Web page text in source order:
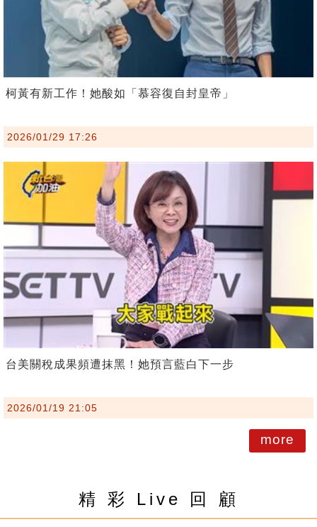
柯黃有新工作！她酸如「慕容復自封皇帝」
2026/01/29 17:26
台美關稅成果頻遭抹黑！她預言藍白下一步
2026/01/19 21:05
more
精 彩 Live 回 顧